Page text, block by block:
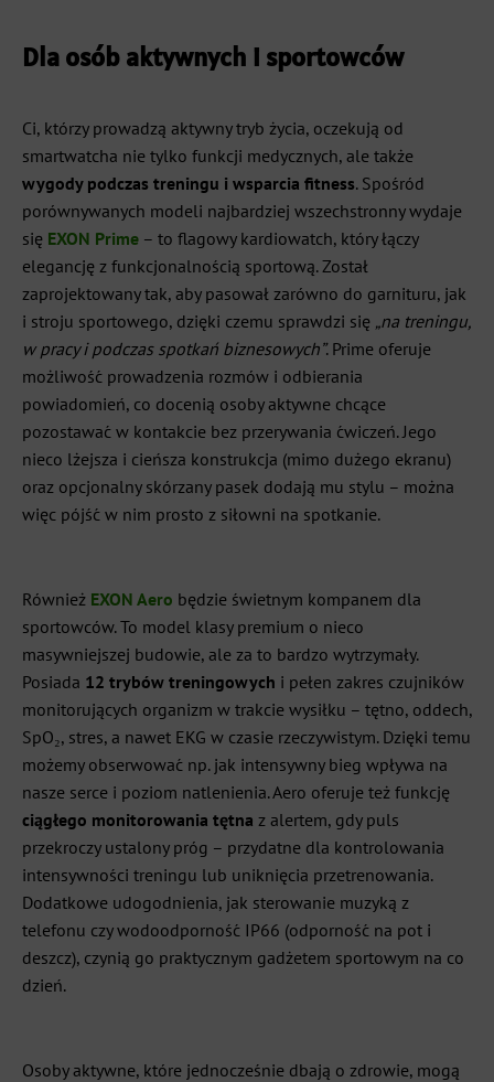
Dla osób aktywnych i sportowców
Ci, którzy prowadzą aktywny tryb życia, oczekują od
smartwatcha nie tylko funkcji medycznych, ale także
wygody podczas treningu i wsparcia fitness. Spośród
porównywanych modeli najbardziej wszechstronny wydaje
się EXON Prime – to flagowy kardiowatch, który łączy
elegancję z funkcjonalnością sportową. Został
zaprojektowany tak, aby pasował zarówno do garnituru, jak
i stroju sportowego, dzięki czemu sprawdzi się „na treningu,
w pracy i podczas spotkań biznesowych”. Prime oferuje
możliwość prowadzenia rozmów i odbierania
powiadomień, co docenią osoby aktywne chcące
pozostawać w kontakcie bez przerywania ćwiczeń. Jego
nieco lżejsza i cieńsza konstrukcja (mimo dużego ekranu)
oraz opcjonalny skórzany pasek dodają mu stylu – można
więc pójść w nim prosto z siłowni na spotkanie.
Również EXON Aero będzie świetnym kompanem dla
sportowców. To model klasy premium o nieco
masywniejszej budowie, ale za to bardzo wytrzymały.
Posiada 12 trybów treningowych i pełen zakres czujników
monitorujących organizm w trakcie wysiłku – tętno, oddech,
SpO₂, stres, a nawet EKG w czasie rzeczywistym. Dzięki temu
możemy obserwować np. jak intensywny bieg wpływa na
nasze serce i poziom natlenienia. Aero oferuje też funkcję
ciągłego monitorowania tętna z alertem, gdy puls
przekroczy ustalony próg – przydatne dla kontrolowania
intensywności treningu lub uniknięcia przetrenowania.
Dodatkowe udogodnienia, jak sterowanie muzyką z
telefonu czy wodoodporność IP66 (odporność na pot i
deszcz), czynią go praktycznym gadżetem sportowym na co
dzień.
Osoby aktywne, które jednocześnie dbają o zdrowie, mogą